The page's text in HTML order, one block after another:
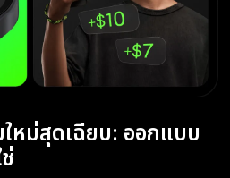
หม่สุดเฉียบ: ออกแบบ